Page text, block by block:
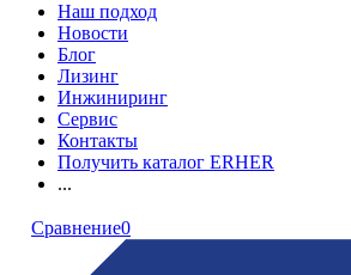
Наш подход
Новости
Блог
Лизинг
Инжиниринг
Сервис
Контакты
Получить каталог ERHER
...
Сравнение0